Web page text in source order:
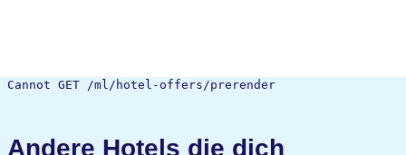
Cannot GET /ml/hotel-offers/prerender
Andere Hotels die dich